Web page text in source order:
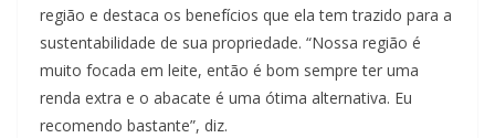
região e destaca os benefícios que ela tem trazido para a
sustentabilidade de sua propriedade. “Nossa região é
muito focada em leite, então é bom sempre ter uma
renda extra e o abacate é uma ótima alternativa. Eu
recomendo bastante”, diz.